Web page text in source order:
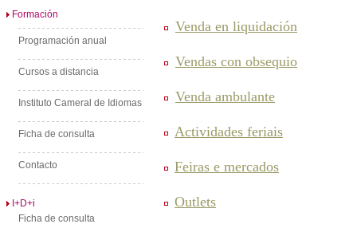
Formación
Programación anual
Cursos a distancia
Instituto Cameral de Idiomas
Ficha de consulta
Contacto
I+D+i
Ficha de consulta
Venda en liquidación
Vendas con obsequio
Venda ambulante
Actividades feriais
Feiras e mercados
Outlets